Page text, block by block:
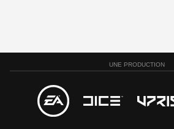
UNE PRODUCTION